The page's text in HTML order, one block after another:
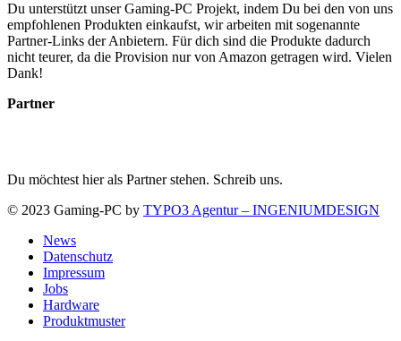
Du unterstützt unser Gaming-PC Projekt, indem Du bei den von uns
empfohlenen Produkten einkaufst, wir arbeiten mit sogenannte
Partner-Links der Anbietern. Für dich sind die Produkte dadurch
nicht teurer, da die Provision nur von Amazon getragen wird. Vielen
Dank!
Partner
Du möchtest hier als Partner stehen. Schreib uns.
© 2023 Gaming-PC by TYPO3 Agentur – INGENIUMDESIGN
News
Datenschutz
Impressum
Jobs
Hardware
Produktmuster